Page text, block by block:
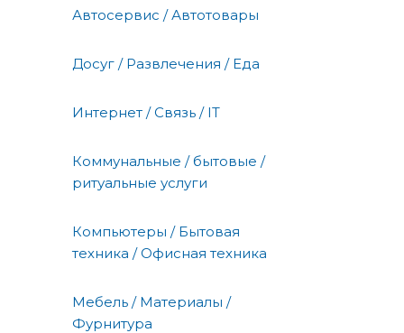
Автосервис / Автотовары
Досуг / Развлечения / Еда
Интернет / Связь / IT
Коммунальные / бытовые /
ритуальные услуги
Компьютеры / Бытовая
техника / Офисная техника
Мебель / Материалы /
Фурнитура